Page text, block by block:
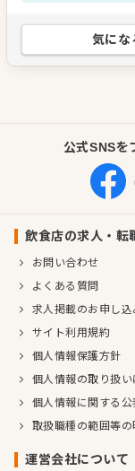
気にな
公式SNSを
飲食店の求人・転
お問い合わせ
よくある質問
求人掲載のお申し込
サイト利用規約
個人情報保護方針
個人情報の取り扱い
個人情報に関する公
取扱職種の範囲等の
運営会社について